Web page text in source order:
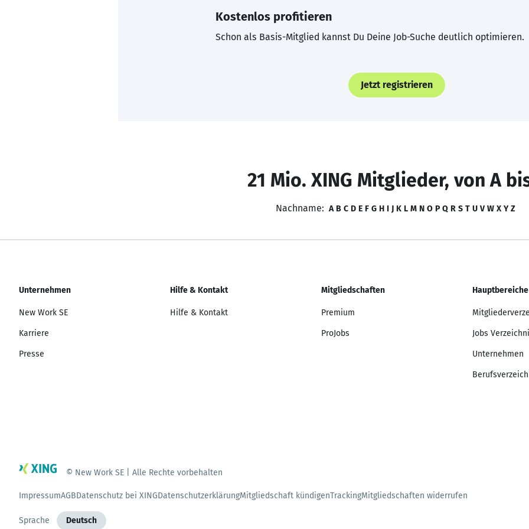
Kostenlos profitieren
Schon als Basis-Mitglied kannst Du Deine Job-Suche deutlich optimieren.
Jetzt registrieren
21 Mio. XING Mitglieder, von A
Nachname: A B C D E F G H I J K L M N O P Q R S T U V W X Y Z
Unternehmen
New Work SE
Karriere
Presse
Hilfe & Kontakt
Hilfe & Kontakt
Mitgliedschaften
Premium
ProJobs
Hauptbereiche
Jobs
Unternehmen
© New Work SE | Alle Rechte vorbehalten
ImpressumAGBDatenschutz bei XINGDatenschutzerklärungMitgliedschaft kündigenTrackingMitgliedschaften widerrufen
Sprache Deutsch